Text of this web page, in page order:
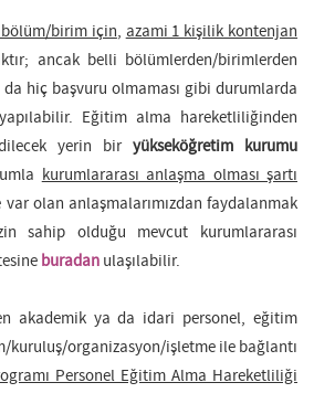
bölüm/birim için,azami 1 kişilik kontenjan
ancak belli bölümlerden/birimlerden
hiç başvuru olmaması gibi durumlarda
Eğitim alma hareketliliğinden
yerin bir yükseköğretim kurumu
kurumlararası anlaşma olması şartı
var olan anlaşmalarımızdan faydalanmak
sahip olduğu mevcut kurumlararası
buradan ulaşılabilir.
akademik ya da idari personel, eğitim
kuruluş/organizasyon/işletme ile bağlantı
Personel Eğitim Alma Hareketliliği